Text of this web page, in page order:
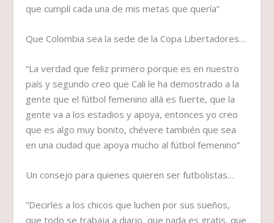
que cumplí cada una de mis metas que quería”
Que Colombia sea la sede de la Copa Libertadores…
“La verdad que feliz primero porque es en nuestro
país y segundo creo que Cali le ha demostrado a la
gente que el fútbol femenino allá es fuerte, que la
gente va a los estadios y apoya, entonces yo creo
que es algo muy bonito, chévere también que sea
en una ciudad que apoya mucho al fútbol femenino”
Un consejo para quienes quieren ser futbolistas…
“Decirles a los chicos que luchen por sus sueños,
que todo se trabaja a diario, que nada es gratis, que